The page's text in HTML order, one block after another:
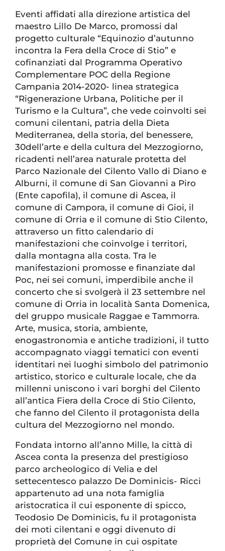
Eventi affidati alla direzione artistica del
maestro Lillo De Marco, promossi dal
progetto culturale “Equinozio d’autunno
incontra la Fera della Croce di Stio” e
cofinanziati dal Programma Operativo
Complementare POC della Regione
Campania 2014-2020- linea strategica
“Rigenerazione Urbana, Politiche per il
Turismo e la Cultura”, che vede coinvolti sei
comuni cilentani, patria della Dieta
Mediterranea, della storia, del benessere,
30dell’arte e della cultura del Mezzogiorno,
ricadenti nell’area naturale protetta del
Parco Nazionale del Cilento Vallo di Diano e
Alburni, il comune di San Giovanni a Piro
(Ente capofila), il comune di Ascea, il
comune di Campora, il comune di Gioi, il
comune di Orria e il comune di Stio Cilento,
attraverso un fitto calendario di
manifestazioni che coinvolge i territori,
dalla montagna alla costa. Tra le
manifestazioni promosse e finanziate dal
Poc, nei sei comuni, imperdibile anche il
concerto che si svolgerà il 23 settembre nel
comune di Orria in località Santa Domenica,
del gruppo musicale Raggae e Tammorra.
Arte, musica, storia, ambiente,
enogastronomia e antiche tradizioni, il tutto
accompagnato viaggi tematici con eventi
identitari nei luoghi simbolo del patrimonio
artistico, storico e culturale locale, che da
millenni uniscono i vari borghi del Cilento
all’antica Fiera della Croce di Stio Cilento,
che fanno del Cilento il protagonista della
cultura del Mezzogiorno nel mondo.
Fondata intorno all’anno Mille, la città di
Ascea conta la presenza del prestigioso
parco archeologico di Velia e del
settecentesco palazzo De Dominicis- Ricci
appartenuto ad una nota famiglia
aristocratica il cui esponente di spicco,
Teodosio De Dominicis, fu il protagonista
dei moti cilentani e oggi divenuto di
proprietà del Comune in cui ospitate